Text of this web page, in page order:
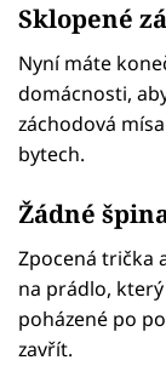
Sklopené
Nyní máte
domácnosti,
záchodová
bytech.
Žádné
Zpocená trička
na prádlo,
poházené po
zavřít.